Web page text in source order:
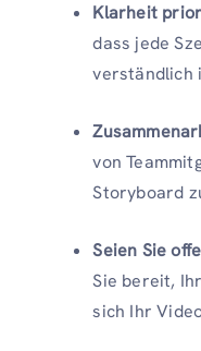
Klarheit
dass jede
verständlich
von
Storyboard
Seien Sie
Sie bereit,
sich Ihr